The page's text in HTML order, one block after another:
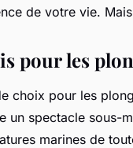
de votre vie.
pour les
choix pour les
un spectacle sous-
marines de